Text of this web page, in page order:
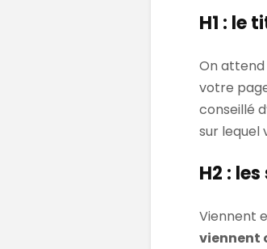
H1 : le
On attend
votre
conseillé
sur lequel
H2 :
Viennent
viennent